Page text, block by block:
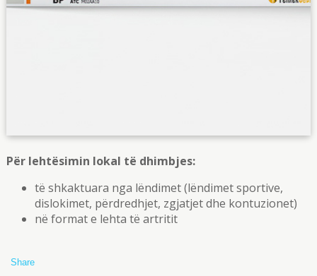
Për lehtësimin lokal të dhimbjes:
të shkaktuara nga lëndimet (lëndimet sportive,
dislokimet, përdredhjet, zgjatjet dhe kontuzionet)
në format e lehta të artritit
Share